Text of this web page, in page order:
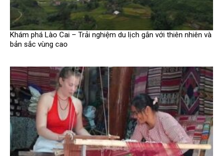
Khám phá Lào Cai – Trải nghiệm du lịch gắn với thiên nhiên và
bản sắc vùng cao